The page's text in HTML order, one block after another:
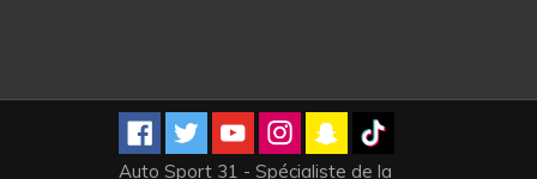
Auto Sport 31 - Spécialiste de la